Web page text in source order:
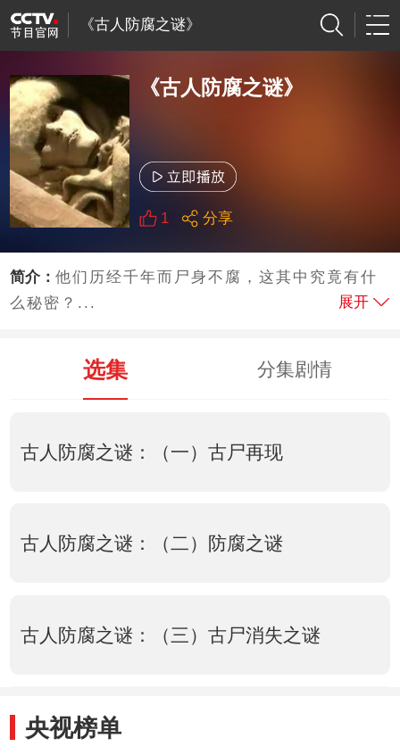
《古人防腐之谜》
《古人防腐之谜》
1 分享
简介：他们历经千年而尸身不腐，这其中究竟有什
么秘密？...
展开
选集 分集剧情
古人防腐之谜：（一）古尸再现
古人防腐之谜：（二）防腐之谜
古人防腐之谜：（三）古尸消失之谜
央视榜单